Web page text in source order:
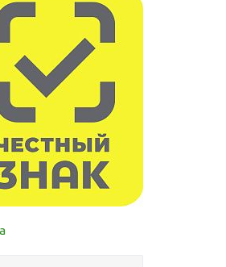
Терра Нова (
Фаско (
Цветочный рай (7)